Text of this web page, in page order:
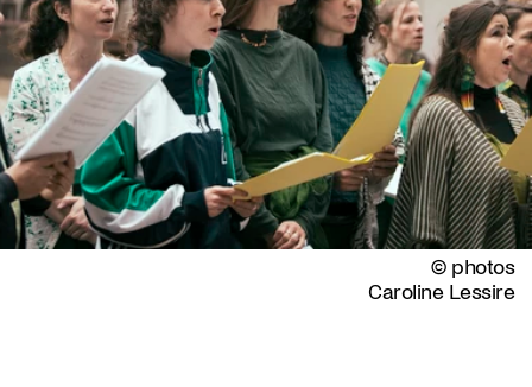
© photos
Caroline Lessire